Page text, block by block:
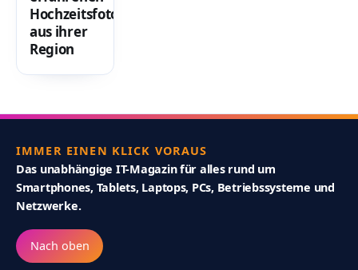
Hochzeitsfotografen
aus ihrer
Region
IMMER EINEN KLICK VORAUS
Das unabhängige IT-Magazin für alles rund um
Smartphones, Tablets, Laptops, PCs, Betriebssysteme und
Netzwerke.
Nach oben